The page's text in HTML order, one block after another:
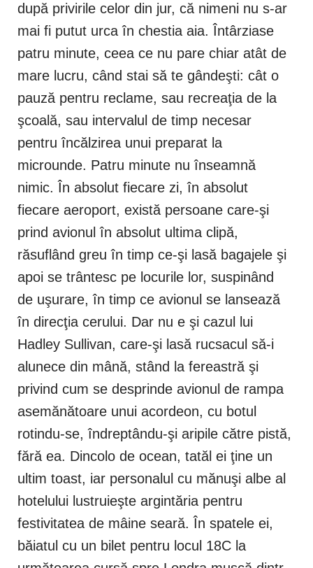
după privirile celor din jur, că nimeni nu s-ar
mai fi putut urca în chestia aia. Întârziase
patru minute, ceea ce nu pare chiar atât de
mare lucru, când stai să te gândeşti: cât o
pauză pentru reclame, sau recreaţia de la
şcoală, sau intervalul de timp necesar
pentru încălzirea unui preparat la
microunde. Patru minute nu înseamnă
nimic. În absolut fiecare zi, în absolut
fiecare aeroport, există persoane care-şi
prind avionul în absolut ultima clipă,
răsuflând greu în timp ce-şi lasă bagajele şi
apoi se trântesc pe locurile lor, suspinând
de uşurare, în timp ce avionul se lansează
în direcţia cerului. Dar nu e şi cazul lui
Hadley Sullivan, care-şi lasă rucsacul să-i
alunece din mână, stând la fereastră şi
privind cum se desprinde avionul de rampa
asemănătoare unui acordeon, cu botul
rotindu-se, îndreptându-şi aripile către pistă,
fără ea. Dincolo de ocean, tatăl ei ţine un
ultim toast, iar personalul cu mănuşi albe al
hotelului lustruieşte argintăria pentru
festivitatea de mâine seară. În spatele ei,
băiatul cu un bilet pentru locul 18C la